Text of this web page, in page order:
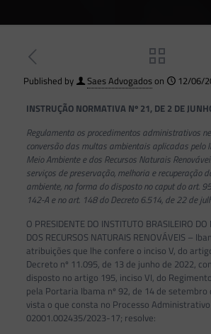
Published by Saes Advogadoson
12/06/
INSTRUÇÃO NORMATIVA Nº 21, DE 2 DE
Regulamenta os procedimentos administrativos
conversão das multas ambientais aplicadas pelo
Meio Ambiente e dos Recursos Naturais
serviços de preservação, melhoria e recuperação
ambiente, na forma do disposto no caput do art.
142-A e no art. 148 do Decreto 6.514, de 22 de
O PRESIDENTE DO INSTITUTO BRASILEIRO
DOS RECURSOS NATURAIS RENOVÁVEIS –
atribuições que lhe confere o inciso V, do
Decreto nº 11.095, de 13 de junho de 2022,
disposto no artigo 195, inciso VI, do
pela Portaria Ibama nº 92, de 14 de
vista o que consta no Processo Administrativo
02001.002435/2023-17; resolve: